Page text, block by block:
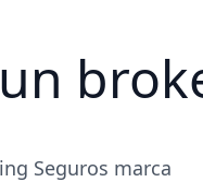
Seguros marca